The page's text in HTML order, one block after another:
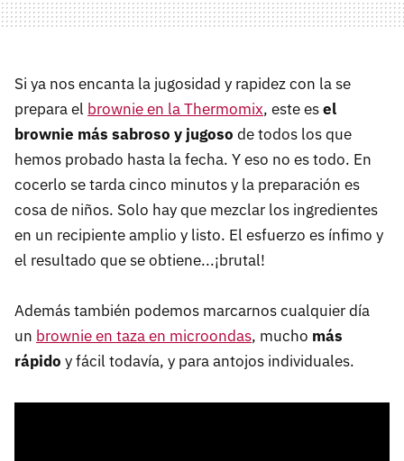
Si ya nos encanta la jugosidad y rapidez con la se
prepara el brownie en la Thermomix, este esel
brownie más sabroso y jugoso de todos los que
hemos probado hasta la fecha. Y eso no es todo. En
cocerlo se tarda cinco minutos y la preparación es
cosa de niños. Solo hay que mezclar los ingredientes
en un recipiente amplio y listo. El esfuerzo es ínfimo y
el resultado que se obtiene...¡brutal!
Además también podemos marcarnos cualquier día
un brownie en taza en microondas, mucho más
rápido y fácil todavía, y para antojos individuales.